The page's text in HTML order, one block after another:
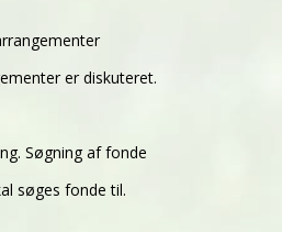
er diskuteret.
Søgning af fonde
søges fonde til.